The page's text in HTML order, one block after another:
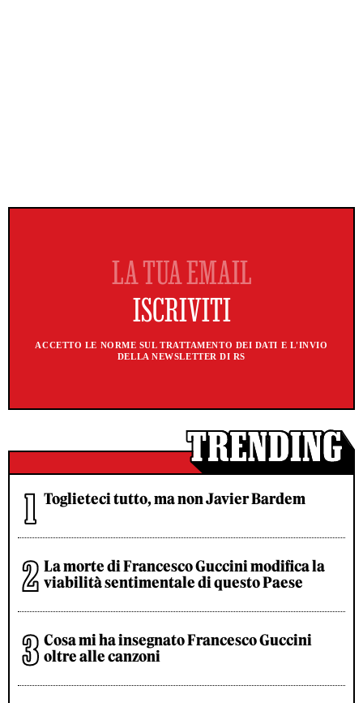
ACCETTO LE NORME SUL TRATTAMENTO DEI DATI E L'INVIO
DELLA NEWSLETTER DI RS
Toglieteci tutto, ma non Javier Bardem
La morte di Francesco Guccini modifica la
viabilità sentimentale di questo Paese
Cosa mi ha insegnato Francesco Guccini
oltre alle canzoni